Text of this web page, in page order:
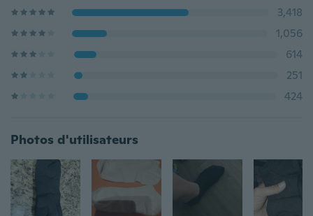
3,418
1,056
614
251
424
Photos d'utilisateurs